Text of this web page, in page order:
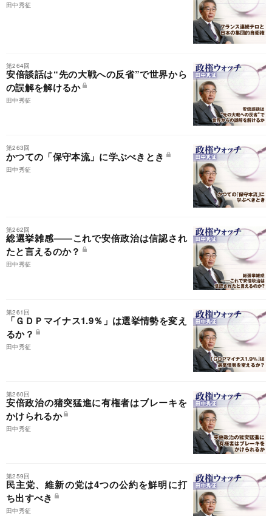
田中秀征
第264回
安倍談話は“先の大戦への反省”で世界から
の誤解を解けるか
田中秀征
第263回
かつての「保守本流」に学ぶべきとき
田中秀征
第262回
総選挙雑感――これで安倍政治は信認され
たと言えるのか？
田中秀征
第261回
「ＧＤＰマイナス1.9％」は選挙情勢を変え
るか？
田中秀征
第260回
安倍政治の猪突猛進に有権者はブレーキを
かけられるか
田中秀征
第259回
民主党、維新の党は4つの公約を鮮明に打
ち出すべき
田中秀征